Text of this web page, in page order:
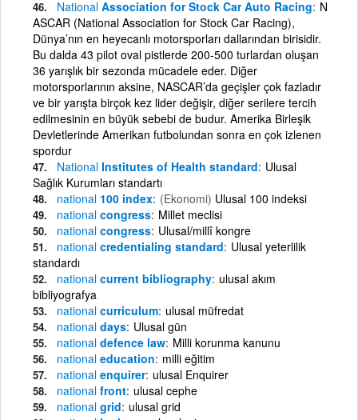
National Association for Stock Car Auto Racing N
ASCAR (National Association for Stock Car Racing),
Dünya’nın en heyecanlı motorsporları dallarından birisidir.
Bu dalda 43 pilot oval pistlerde 200-500 turlardan oluşan
36 yarışlık bir sezonda mücadele eder. Diğer
motorsporlarının aksine, NASCAR’da geçişler çok fazladır
ve bir yarışta birçok kez lider değişir, diğer serilere tercih
edilmesinin en büyük sebebi de budur. Amerika Birleşik
Devletlerinde Amerikan futbolundan sonra en çok izlenen
spordur
National Institutes of Health standard Ulusal
Sağlık Kurumları standartı
national 100 index (Ekonomi) Ulusal 100 indeksi
national congress Millet meclisi
national congress Ulusal/millî kongre
national credentialing standard Ulusal yeterlilik
standardı
national current bibliography ulusal akım
bibliyografya
national curriculum ulusal müfredat
national days Ulusal gün
national defence law Milli korunma kanunu
national education milli eğitim
national enquirer ulusal Enquirer
national front ulusal cephe
national grid ulusal grid